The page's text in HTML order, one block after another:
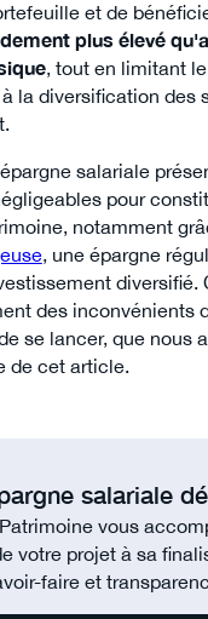
et de
plus élevé
, tout en limitant
la diversification des
salariale
pour
notamment
, une épargne
diversifié.
des inconvénients
se lancer, que nous
de cet article.
salariale
vous
votre projet à sa
faire et